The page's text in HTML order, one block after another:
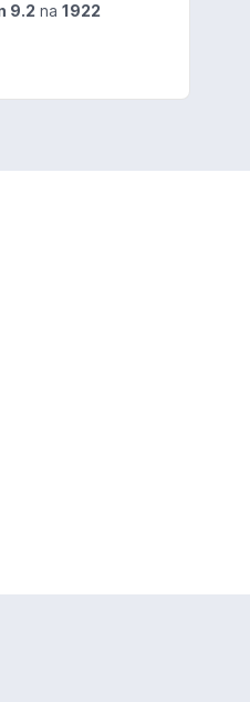
9.2 na1922